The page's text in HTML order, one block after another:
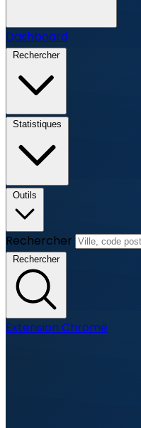
Dashboard
Rechercher
Statistiques
Outils
Rechercher
Rechercher
Extension Chrome